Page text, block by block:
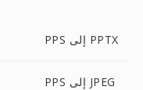
PPS إلى PPTX
PPS إلى JPEG